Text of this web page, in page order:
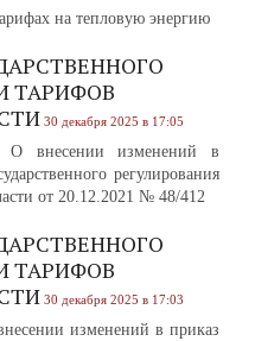
на тепловую энергию
ТАРИФОВ
30 декабря 2025 в 17:05
внесении изменений в
регулирования
от 20.12.2021 № 48/412
ТАРИФОВ
30 декабря 2025 в 17:03
изменений в приказ